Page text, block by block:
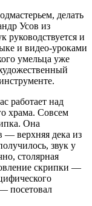
делать
Усов из
руководствуется и
и видео-уроками
умельца уже
работает над
храма. Совсем
Она
— верхняя дека из
звук у
столярная
скрипки —
посетовал